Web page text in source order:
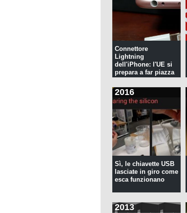
Connettore
Lightning
dell'iPhone: l'UE si
prepara a far piazza
2016
Sì, le chiavette USB
lasciate in giro come
esca funzionano
2013